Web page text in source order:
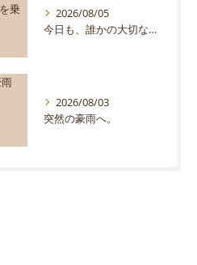
2026/08/05
今日も、誰かの大切な人を乗せて走る。
2026/08/03
突然の豪雨へ。